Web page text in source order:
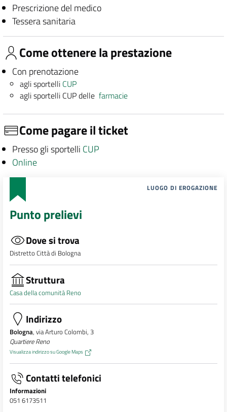
Prescrizione del medico
Tessera sanitaria
Come ottenere la prestazione
Con prenotazione
agli sportelli CUP
agli sportelli CUP dellefarmacie
Come pagare il ticket
Presso gli sportelli CUP
Online
LUOGO DI EROGAZIONE
Punto prelievi
Dove si trova
Distretto Città di Bologna
Struttura
Casa della comunità Reno
Indirizzo
Bologna, via Arturo Colombi, 3
Quartiere Reno
Visualizza indirizzo su Google Maps
Contatti telefonici
Informazioni
051 6173511